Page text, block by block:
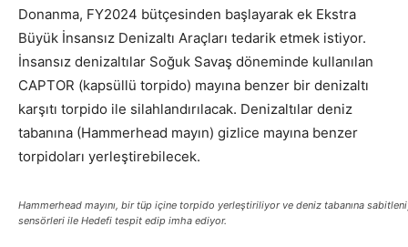
Donanma, FY2024 bütçesinden başlayarak ek Ekstra
Büyük İnsansız Denizaltı Araçları tedarik etmek istiyor.
İnsansız denizaltılar Soğuk Savaş döneminde kullanılan
CAPTOR (kapsüllü torpido) mayına benzer bir denizaltı
karşıtı torpido ile silahlandırılacak. Denizaltılar deniz
tabanına (Hammerhead mayın) gizlice mayına benzer
torpidoları yerleştirebilecek.
Hammerhead mayını, bir tüp içine torpido yerleştiriliyor ve deniz tabanına
sensörleri ile Hedefi tespit edip imha ediyor.